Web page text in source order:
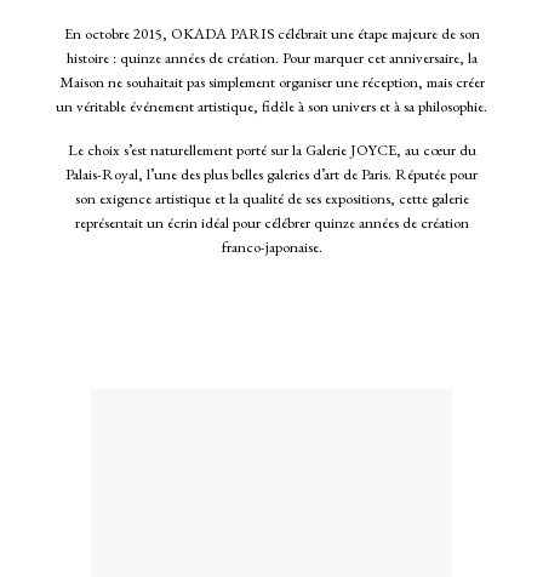
En octobre 2015, OKADA PARIS célébrait une étape majeure de son
histoire : quinze années de création. Pour marquer cet anniversaire, la
Maison ne souhaitait pas simplement organiser une réception, mais créer
un véritable événement artistique, fidèle à son univers et à sa philosophie.
Le choix s’est naturellement porté sur la Galerie JOYCE, au cœur du
Palais-Royal, l’une des plus belles galeries d’art de Paris. Réputée pour
son exigence artistique et la qualité de ses expositions, cette galerie
représentait un écrin idéal pour célébrer quinze années de création
franco-japonaise.